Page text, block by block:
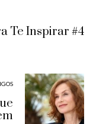
Te Inspirar #4